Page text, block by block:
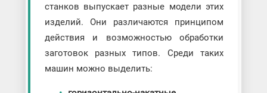
станков выпускает разные модели этих
изделий. Они различаются принципом
действия и возможностью обработки
заготовок разных типов. Среди таких
машин можно выделить: